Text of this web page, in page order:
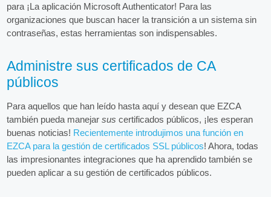
para ¡La aplicación Microsoft Authenticator! Para las
organizaciones que buscan hacer la transición a un sistema sin
contraseñas, estas herramientas son indispensables.
Administre sus certificados de CA
públicos
Para aquellos que han leído hasta aquí y desean que EZCA
también pueda manejarsus certificados públicos, ¡les esperan
buenas noticias! Recientemente introdujimos una función en
EZCA para la gestión de certificados SSL públicos! Ahora, todas
las impresionantes integraciones que ha aprendido también se
pueden aplicar a su gestión de certificados públicos.